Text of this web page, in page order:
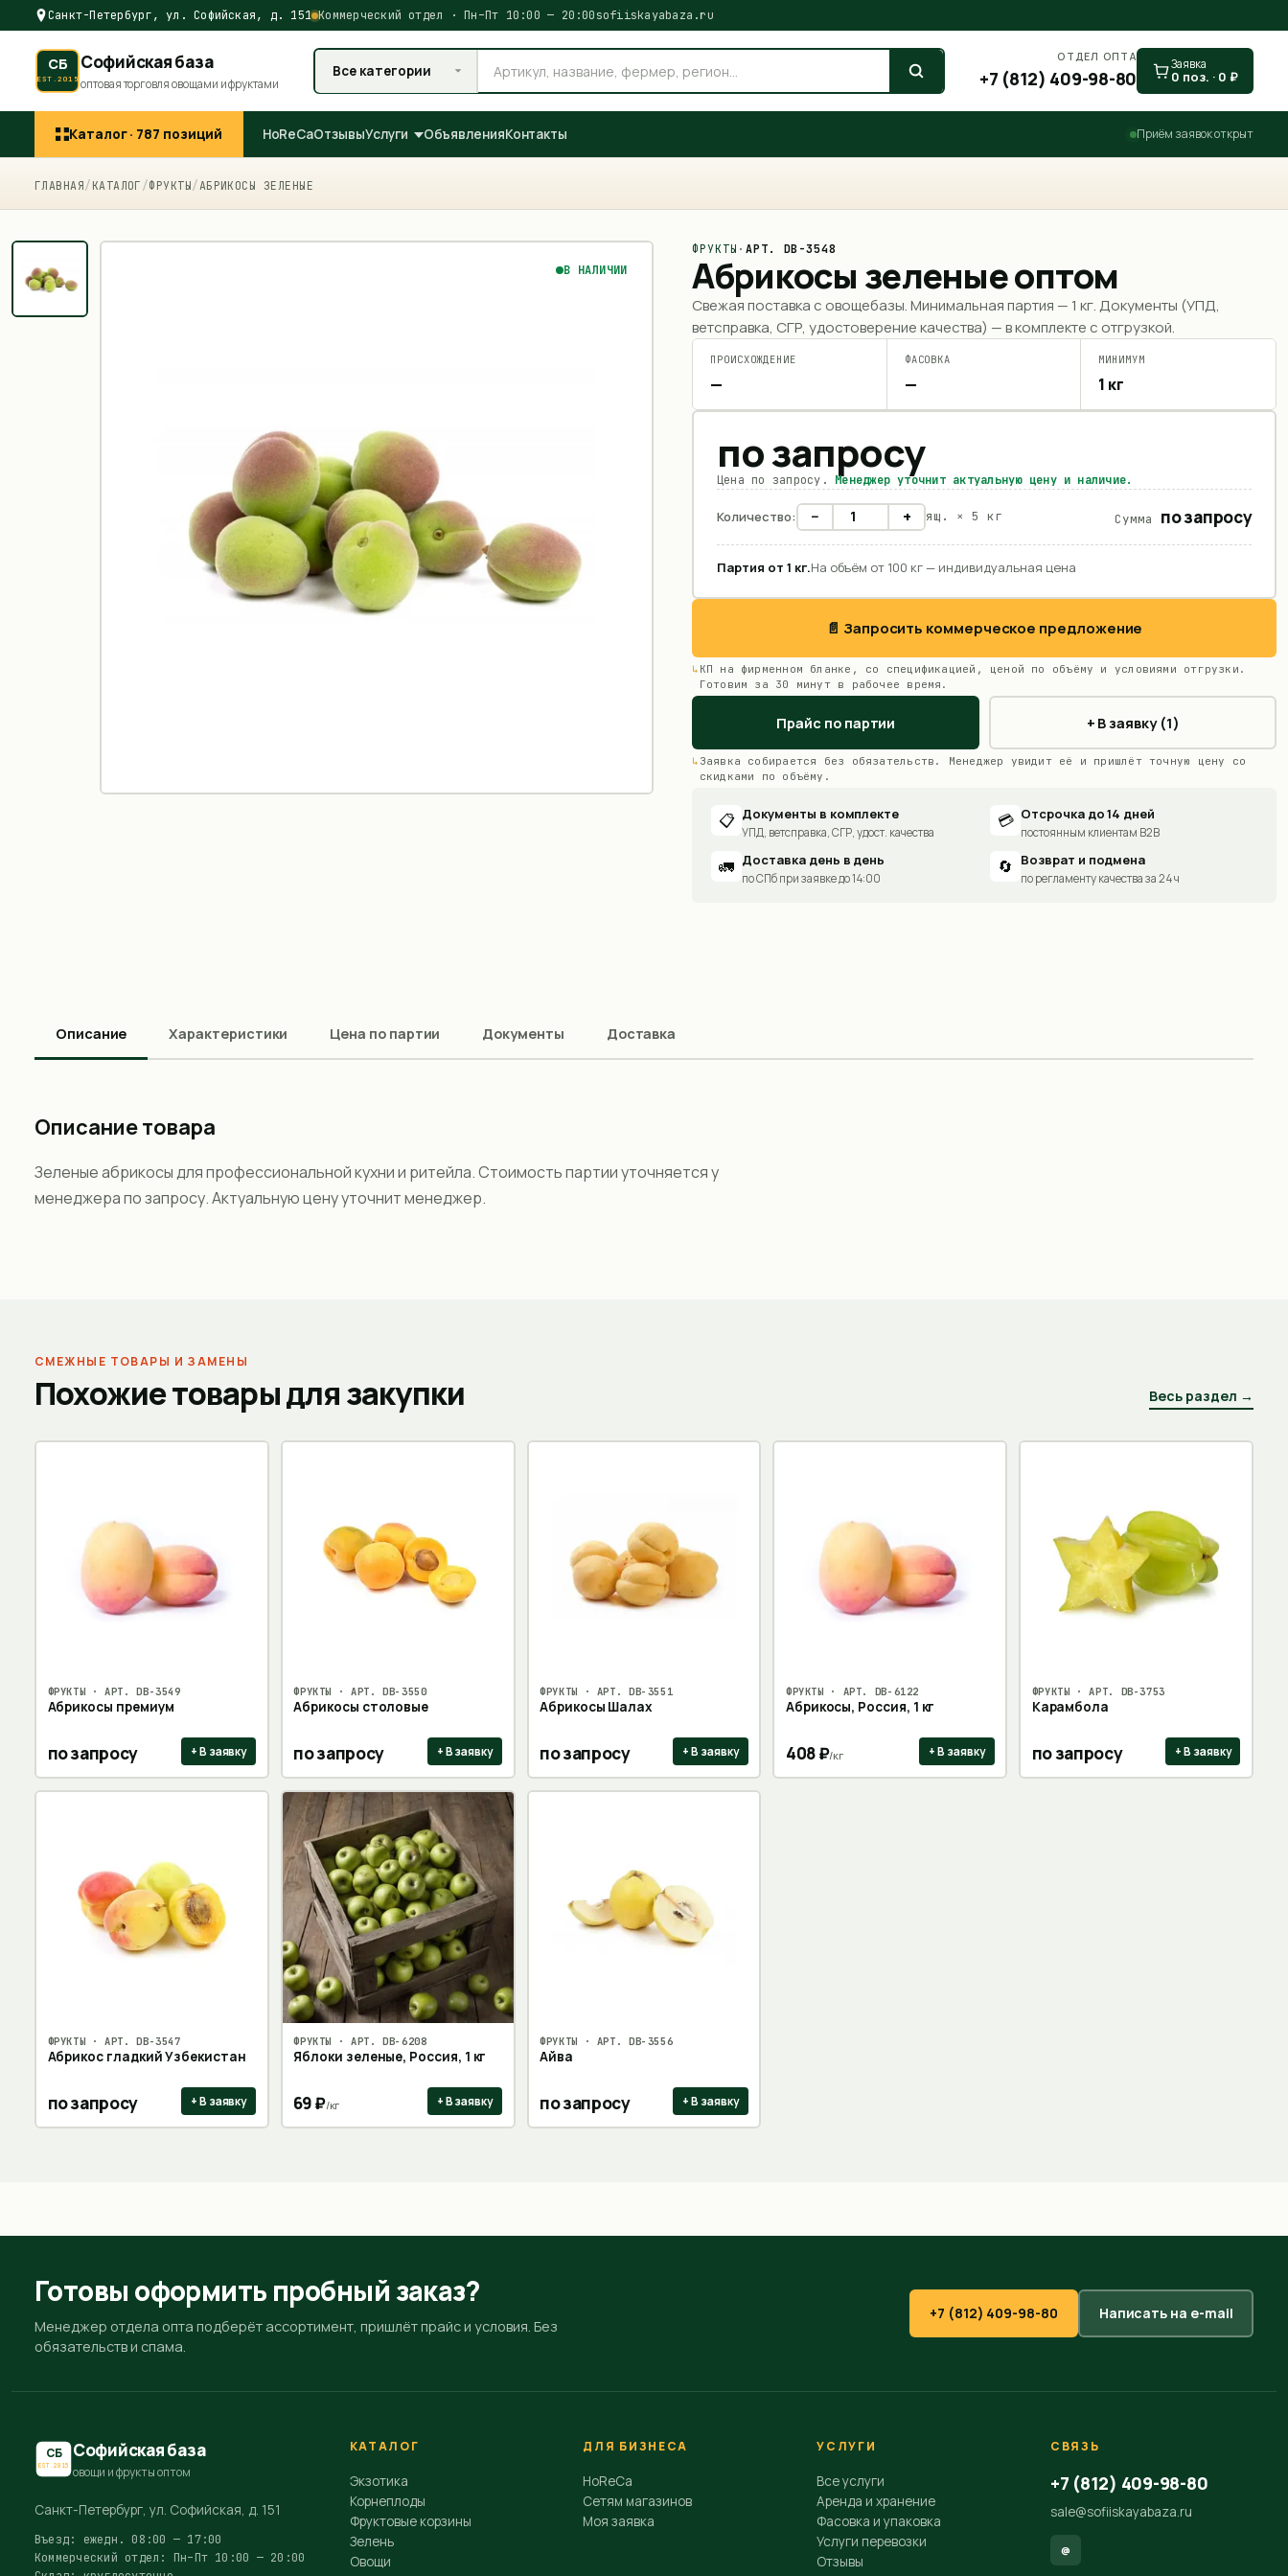
Санкт-Петербург, ул. Софийская, д. 151 Коммерческий отдел · Пн–Пт 10:00 — 20:00sofiiskayabaza.ru
СБ
EST.2015
Софийская база
оптовая торговля овощами и фруктами
Все категории
ОТДЕЛ ОПТА
+7 (812) 409-98-80
Заявка
0 поз. · 0 ₽
Каталог · 787 позиций HoReCaОтзывыУслуги ОбъявленияКонтакты Приём заявок открыт
ГЛАВНАЯ/ КАТАЛОГ /ФРУКТЫ/АБРИКОСЫ ЗЕЛЕНЫЕ
В НАЛИЧИИ
ФРУКТЫ · АРТ. DB-3548
Абрикосы зеленые оптом
Свежая поставка с овощебазы. Минимальная партия —1 кг. Документы (УПД,
ветсправка, СГР, удостоверение качества) — в комплекте с отгрузкой.
ПРОИСХОЖДЕНИЕ
—
ФАСОВКА
—
МИНИМУМ
1 кг
по запросу
Цена по запросу. Менеджер уточнит актуальную цену и наличие.
Количество: − + ящ. × 5 кг Сумма по запросу
Партия от 1 кг.На объём от 100 кг — индивидуальная цена
📄 Запросить коммерческое предложение
КП на фирменном бланке, со спецификацией, ценой по объёму и условиями отгрузки.
Готовим за 30 минут в рабочее время.
Прайс по партии + В заявку (1)
Заявка собирается без обязательств. Менеджер увидит её и пришлёт точную цену со
скидками по объёму.
📋 Документы в комплекте
УПД, ветсправка, СГР, удост. качества
💳 Отсрочка до 14 дней
постоянным клиентам B2B
🚛 Доставка день в день
по СПб при заявке до 14:00
🔄 Возврат и подмена
по регламенту качества за 24 ч
Описание Характеристики Цена по партии Документы Доставка
Описание товара
Зеленые абрикосы для профессиональной кухни и ритейла. Стоимость партии уточняется у
менеджера по запросу. Актуальную цену уточнит менеджер.
СМЕЖНЫЕ ТОВАРЫ И ЗАМЕНЫ
Похожие товары для закупки Весь раздел →
ФРУКТЫ · АРТ.DB-3549
Абрикосы премиум
по запросу + В заявку
ФРУКТЫ · АРТ.DB-3550
Абрикосы столовые
по запросу + В заявку
ФРУКТЫ · АРТ. DB-3551
Абрикосы Шалах
по запросу + В заявку
ФРУКТЫ · АРТ. DB-6122
Абрикосы, Россия, 1 кг
408₽/кг + В заявку
ФРУКТЫ · АРТ. DB-3753
Карамбола
по запросу + В заявку
ФРУКТЫ · АРТ.DB-3547
Абрикос гладкий Узбекистан
по запросу + В заявку
ФРУКТЫ · АРТ.DB-6208
Яблоки зеленые, Россия, 1 кг
69₽/кг + В заявку
ФРУКТЫ · АРТ. DB-3556
Айва
по запросу + В заявку
Готовы оформить пробный заказ?
Менеджер отдела опта подберёт ассортимент, пришлёт прайс и условия. Без
обязательств и спама.
+7 (812) 409-98-80 Написать на e-mail
СБ
EST.2015
Софийская база
овощи и фрукты оптом
Санкт-Петербург, ул. Софийская, д. 151
Въезд: ежедн. 08:00 — 17:00
Коммерческий отдел: Пн–Пт 10:00 — 20:00
КАТАЛОГ
Экзотика
Корнеплоды
Фруктовые корзины
Зелень
Овощи
ДЛЯ БИЗНЕСА
HoReCa
Сетям магазинов
Моя заявка
УСЛУГИ
Все услуги
Аренда и хранение
Фасовка и упаковка
Услуги перевозки
Отзывы
СВЯЗЬ
+7 (812) 409-98-80
sale@sofiiskayabaza.ru
@